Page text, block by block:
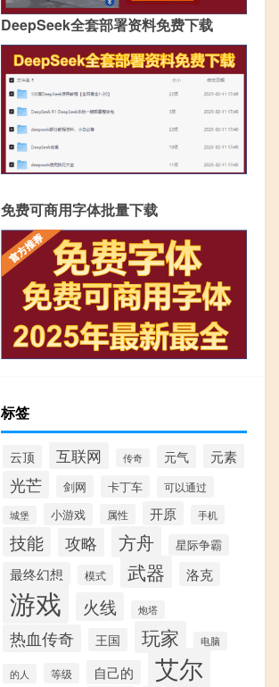
DeepSeek全套部署资料免费下载
免费可商用字体批量下载
标签
云顶 互联网 传奇 元气 元素
光芒 剑网 卡丁车 可以通过
城堡 小游戏 属性 开原 手机
技能 攻略 方舟 星际争霸
最终幻想 模式 武器 洛克
游戏 火线 炮塔
热血传奇 王国 玩家 电脑
的人 等级 自己的 艾尔